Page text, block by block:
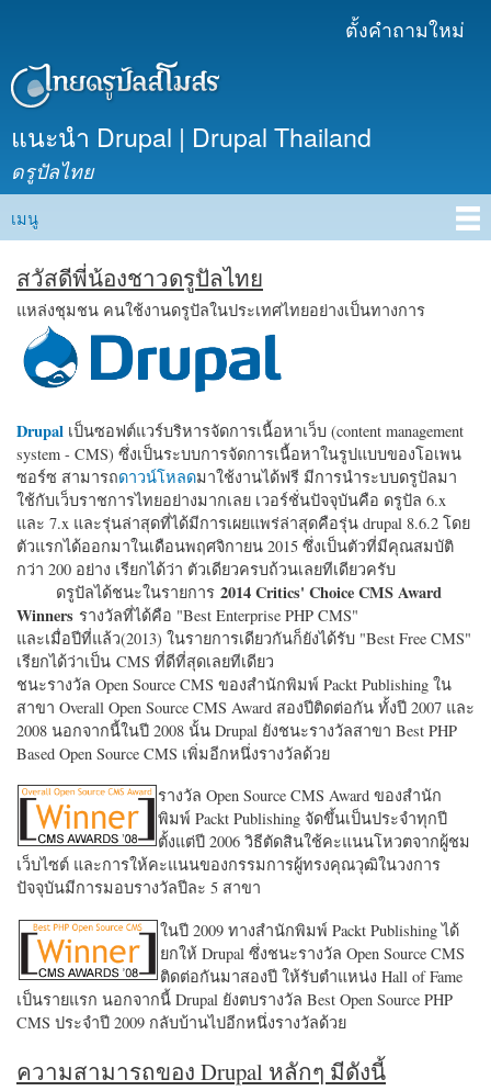
เนื้อหา
ตั้งคำถามใหม่
แนะนำ Drupal | Drupal Thailand
ดรูปัลไทย
Main menu
เมนู
สวัสดีพี่น้องชาวดรูปัลไทย
แหล่งชุมชน คนใช้งานดรูปัลในประเทศไทยอย่างเป็นทางการ
Drupal เป็นซอฟต์แวร์บริหารจัดการเนื้อหาเว็บ (content management
system - CMS) ซึ่งเป็นระบบการจัดการเนื้อหาในรูปแบบของโอเพน
ซอร์ซ สามารถดาวน์โหลดมาใช้งานได้ฟรี มีการนำระบบดรูปัลมา
ใช้กับเว็บราชการไทยอย่างมากเลย เวอร์ชั่นปัจจุบันคือ ดรูปัล 6.x
และ 7.x และรุ่นล่าสุดที่ได้มีการเผยแพร่ล่าสุดคือรุ่น drupal 8.6.2 โดย
ตัวแรกได้ออกมาในเดือนพฤศจิกายน 2015 ซึ่งเป็นตัวที่มีคุณสมบัติ
กว่า 200 อย่าง เรียกได้ว่า ตัวเดียวครบถ้วนเลยทีเดียวครับ
ดรูปัลได้ชนะในรายการ 2014 Critics' Choice CMS Award
Winners รางวัลที่ได้คือ "Best Enterprise PHP CMS"
และเมื่อปีที่แล้ว(2013) ในรายการเดียวกันก็ยังได้รับ "Best Free CMS"
เรียกได้ว่าเป็น CMS ที่ดีที่สุดเลยทีเดียว
ชนะรางวัล Open Source CMS ของสำนักพิมพ์ Packt Publishing ใน
สาขา Overall Open Source CMS Award สองปีติดต่อกัน ทั้งปี 2007 และ
2008 นอกจากนี้ในปี 2008 นั้น Drupal ยังชนะรางวัลสาขา Best PHP
Based Open Source CMS เพิ่มอีกหนึ่งรางวัลด้วย
รางวัล Open Source CMS Award ของสำนัก
พิมพ์ Packt Publishing จัดขึ้นเป็นประจำทุกปี
ตั้งแต่ปี 2006 วิธีตัดสินใช้คะแนนโหวตจากผู้ชม
เว็บไซต์ และการให้คะแนนของกรรมการผู้ทรงคุณวุฒิในวงการ
ปัจจุบันมีการมอบรางวัลปีละ 5 สาขา
ในปี 2009 ทางสำนักพิมพ์ Packt Publishing ได้
ยกให้ Drupal ซึ่งชนะรางวัล Open Source CMS
ติดต่อกันมาสองปี ให้รับตำแหน่ง Hall of Fame
เป็นรายแรก นอกจากนี้ Drupal ยังตบรางวัล Best Open Source PHP
CMS ประจำปี 2009 กลับบ้านไปอีกหนึ่งรางวัลด้วย
ความสามารถของ Drupal หลักๆ มีดังนี้